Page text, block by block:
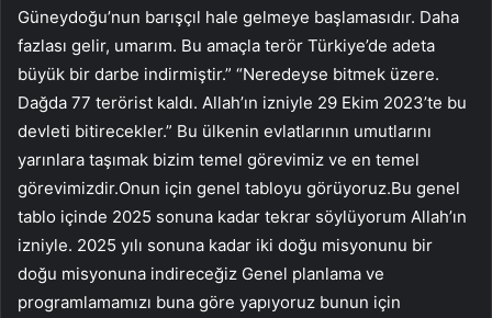
Güneydoğu’nun barışçıl hale gelmeye başlamasıdır. Daha
fazlası gelir, umarım. Bu amaçla terör Türkiye’de adeta
büyük bir darbe indirmiştir.” “Neredeyse bitmek üzere.
Dağda 77 terörist kaldı. Allah’ın izniyle 29 Ekim 2023’te bu
devleti bitirecekler.” Bu ülkenin evlatlarının umutlarını
yarınlara taşımak bizim temel görevimiz ve en temel
görevimizdir.Onun için genel tabloyu görüyoruz.Bu genel
tablo içinde 2025 sonuna kadar tekrar söylüyorum Allah’ın
izniyle. 2025 yılı sonuna kadar iki doğu misyonunu bir
doğu misyonuna indireceğiz Genel planlama ve
programlamamızı buna göre yapıyoruz bunun için